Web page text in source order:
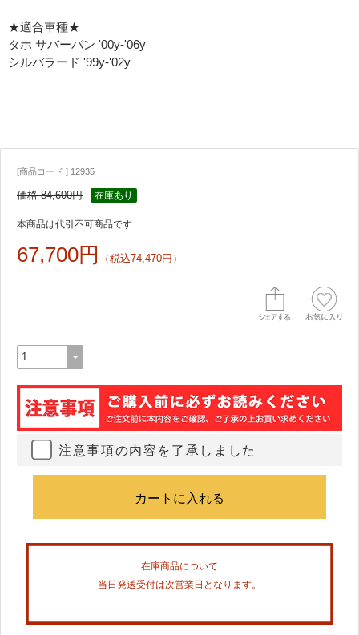
★適合車種★
タホ サバーバン '00y-'06y
シルバラード '99y-'02y
[商品コード ] 12935
価格 84,600円 在庫あり
本商品は代引不可商品です
67,700円 （税込74,470円）
注意事項の内容を了承しました
在庫商品について
当日発送受付は次営業日となります。